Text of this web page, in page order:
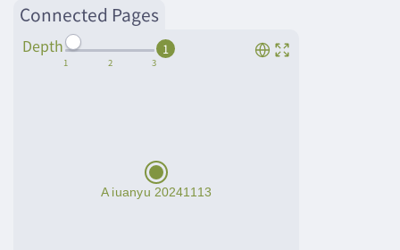
Connected Pages
Depth 1